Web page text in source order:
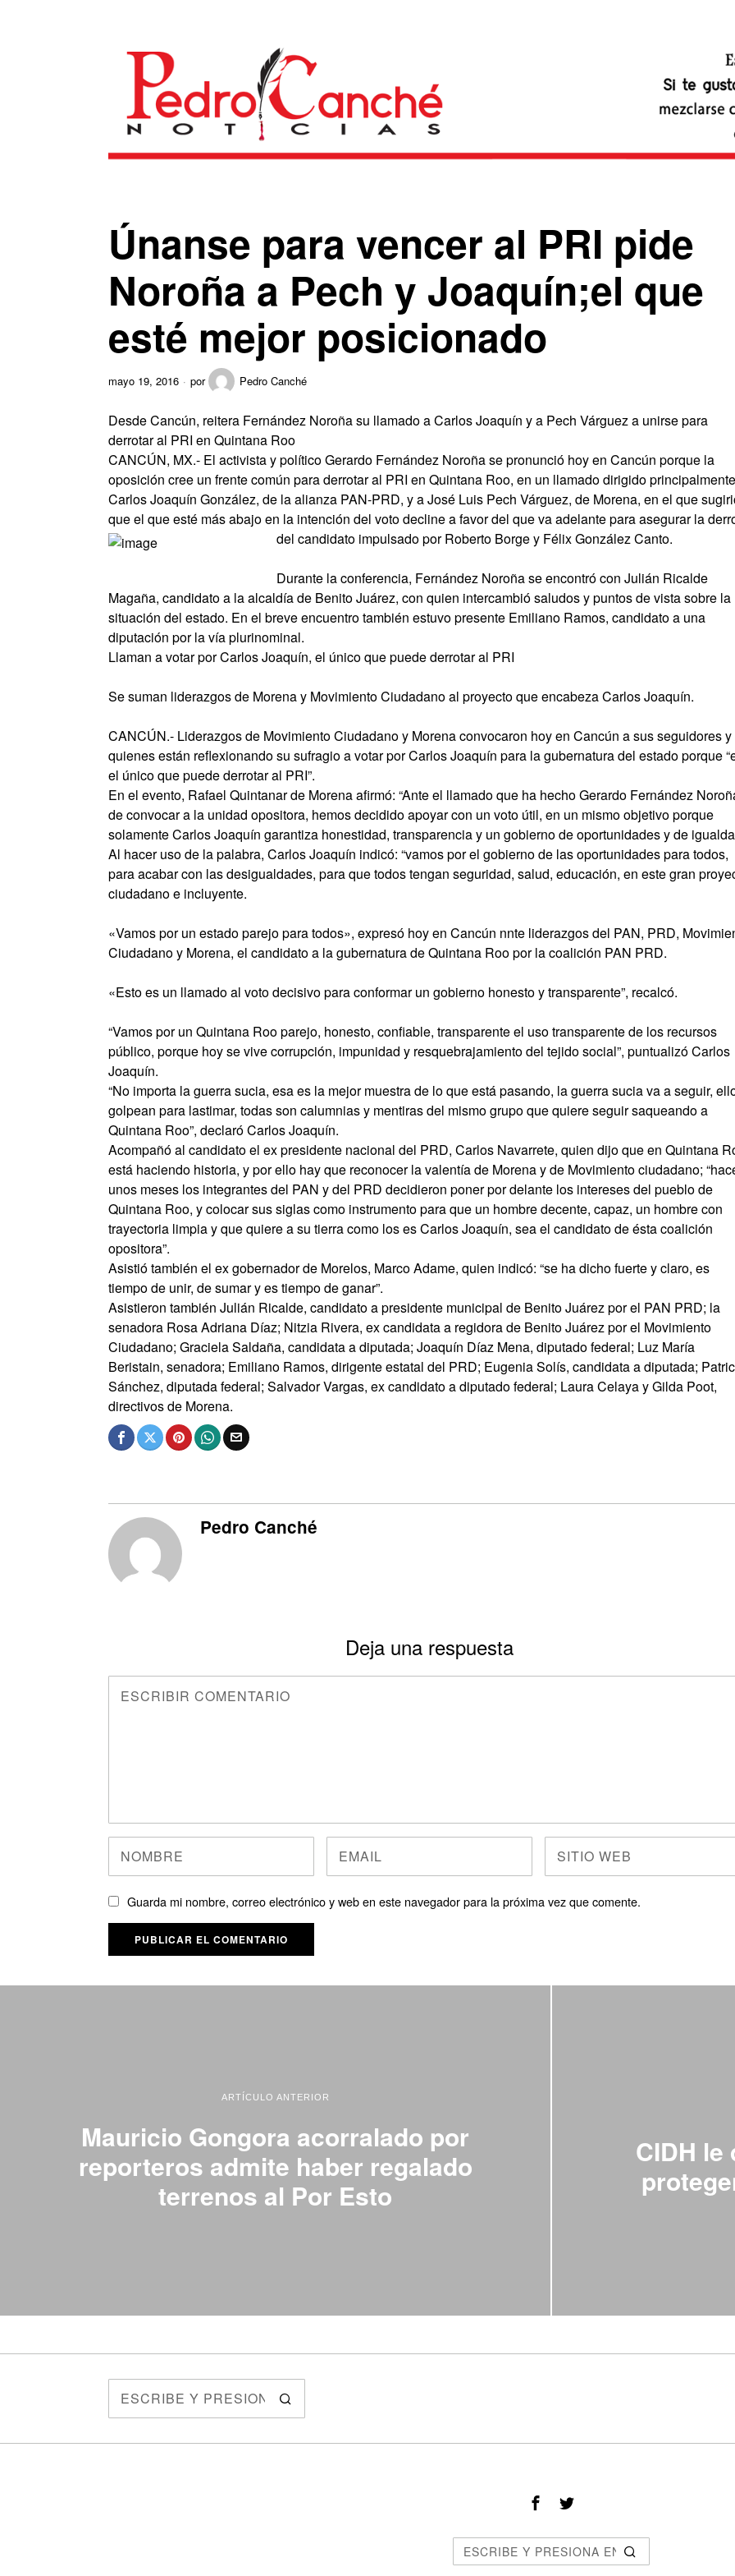
Únanse para vencer al PRI pide
Noroña a Pech y Joaquín;el que
esté mejor posicionado
mayo 19, 2016 por Pedro Canché
Desde Cancún, reitera Fernández Noroña su llamado a Carlos Joaquín y a Pech Várguez a unirse para
derrotar al PRI en Quintana Roo
CANCÚN, MX.- El activista y político Gerardo Fernández Noroña se pronunció hoy en Cancún porque la
oposición cree un frente común para derrotar al PRI en Quintana Roo, en un llamado dirigido
Carlos Joaquín González, de la alianza PAN-PRD, y a José Luis Pech Várguez, de Morena, en el que
que el que esté más abajo en la intención del voto decline a favor del que va adelante para asegurar la
del candidato impulsado por Roberto Borge y Félix González Canto.
Durante la conferencia, Fernández Noroña se encontró con Julián Ricalde
Magaña, candidato a la alcaldía de Benito Juárez, con quien intercambió saludos y puntos de vista sobre la
situación del estado. En el breve encuentro también estuvo presente Emiliano Ramos, candidato a una
diputación por la vía plurinominal.
Llaman a votar por Carlos Joaquín, el único que puede derrotar al PRI
Se suman liderazgos de Morena y Movimiento Ciudadano al proyecto que encabeza Carlos Joaquín.
CANCÚN.- Liderazgos de Movimiento Ciudadano y Morena convocaron hoy en Cancún a sus seguidores y
quienes están reflexionando su sufragio a votar por Carlos Joaquín para la gubernatura del estado porque
el único que puede derrotar al PRI”.
En el evento, Rafael Quintanar de Morena afirmó: “Ante el llamado que ha hecho Gerardo Fernández
de convocar a la unidad opositora, hemos decidido apoyar con un voto útil, en un mismo objetivo porque
solamente Carlos Joaquín garantiza honestidad, transparencia y un gobierno de oportunidades y de
Al hacer uso de la palabra, Carlos Joaquín indicó: “vamos por el gobierno de las oportunidades para todos,
para acabar con las desigualdades, para que todos tengan seguridad, salud, educación, en este gran
ciudadano e incluyente.
«Vamos por un estado parejo para todos», expresó hoy en Cancún nnte liderazgos del PAN, PRD,
Ciudadano y Morena, el candidato a la gubernatura de Quintana Roo por la coalición PAN PRD.
«Esto es un llamado al voto decisivo para conformar un gobierno honesto y transparente”, recalcó.
“Vamos por un Quintana Roo parejo, honesto, confiable, transparente el uso transparente de los recursos
público, porque hoy se vive corrupción, impunidad y resquebrajamiento del tejido social”, puntualizó Carlos
Joaquín.
“No importa la guerra sucia, esa es la mejor muestra de lo que está pasando, la guerra sucia va a seguir,
golpean para lastimar, todas son calumnias y mentiras del mismo grupo que quiere seguir saqueando a
Quintana Roo”, declaró Carlos Joaquín.
Acompañó al candidato el ex presidente nacional del PRD, Carlos Navarrete, quien dijo que en Quintana
está haciendo historia, y por ello hay que reconocer la valentía de Morena y de Movimiento ciudadano;
unos meses los integrantes del PAN y del PRD decidieron poner por delante los intereses del pueblo de
Quintana Roo, y colocar sus siglas como instrumento para que un hombre decente, capaz, un hombre con
trayectoria limpia y que quiere a su tierra como los es Carlos Joaquín, sea el candidato de ésta coalición
opositora”.
Asistió también el ex gobernador de Morelos, Marco Adame, quien indicó: “se ha dicho fuerte y claro, es
tiempo de unir, de sumar y es tiempo de ganar”.
Asistieron también Julián Ricalde, candidato a presidente municipal de Benito Juárez por el PAN PRD; la
senadora Rosa Adriana Díaz; Nitzia Rivera, ex candidata a regidora de Benito Juárez por el Movimiento
Ciudadano; Graciela Saldaña, candidata a diputada; Joaquín Díaz Mena, diputado federal; Luz María
Beristain, senadora; Emiliano Ramos, dirigente estatal del PRD; Eugenia Solís, candidata a diputada;
Sánchez, diputada federal; Salvador Vargas, ex candidato a diputado federal; Laura Celaya y Gilda Poot,
directivos de Morena.
Pedro Canché
Deja una respuesta
Guarda mi nombre, correo electrónico y web en este navegador para la próxima vez que comente.
ARTÍCULO ANTERIOR
Mauricio Gongora acorralado por
reporteros admite haber regalado
terrenos al Por Esto
CIDH le